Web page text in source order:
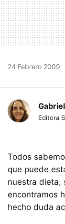
24 Febrero 2009
Editora
Todos
que puede
nuestra dieta,
encontramos
hecho duda